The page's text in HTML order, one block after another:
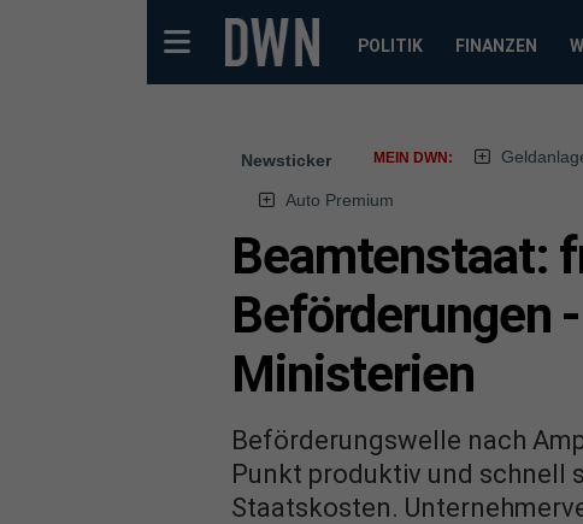
POLITIK FINANZEN
Newsticker MEIN DWN:
Auto Premium
Beamtenstaat:
Beförderungen
Ministerien
Beförderungswelle nach
Punkt produktiv und schnell
Staatskosten.